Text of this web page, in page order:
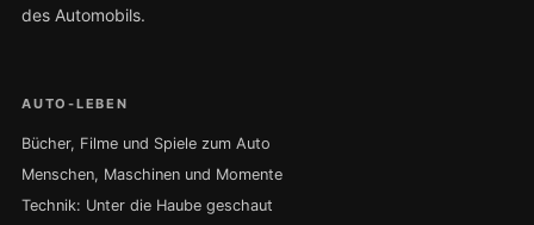
des Automobils.
AUTO-LEBEN
Bücher, Filme und Spiele zum Auto
Menschen, Maschinen und Momente
Technik: Unter die Haube geschaut